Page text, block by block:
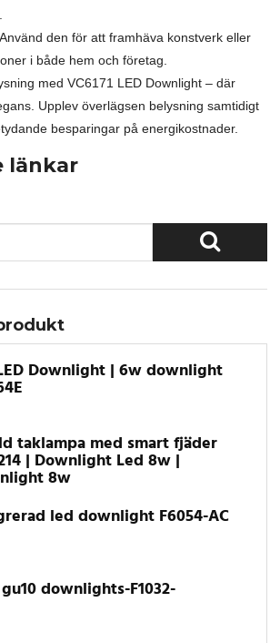
Använd den för att framhäva konstverk eller
i både hem och företag.
med VC6171 LED Downlight – där
Upplev överlägsen belysning samtidigt
besparingar på energikostnader.
länkar
Downlight | 6w downlight
taklampa med smart fjäder
| Downlight Led 8w |
8w
led downlight F6054-AC
downlights-F1032-